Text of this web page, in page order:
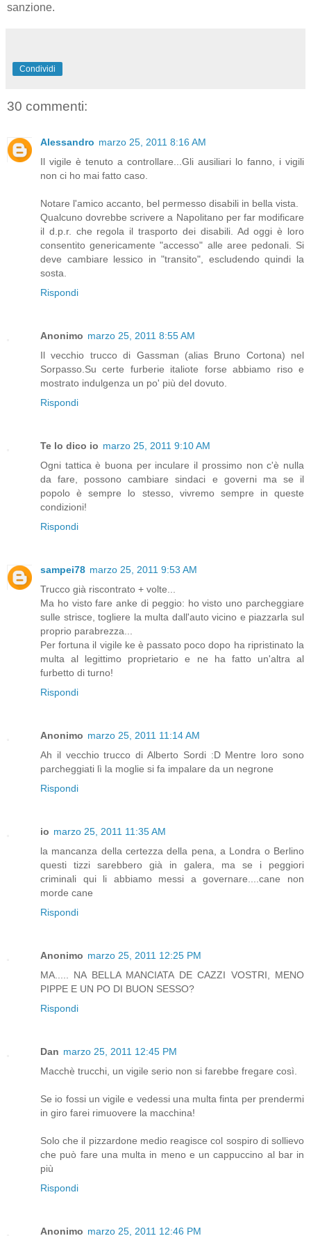
sanzione.
Condividi
30 commenti:
Alessandro marzo 25, 2011 8:16 AM
Il vigile è tenuto a controllare...Gli ausiliari lo fanno, i vigili
non ci ho mai fatto caso.
Notare l'amico accanto, bel permesso disabili in bella vista.
Qualcuno dovrebbe scrivere a Napolitano per far modificare
il d.p.r. che regola il trasporto dei disabili. Ad oggi è loro
consentito genericamente "accesso" alle aree pedonali. Si
deve cambiare lessico in "transito", escludendo quindi la
sosta.
Rispondi
Anonimo marzo 25, 2011 8:55 AM
Il vecchio trucco di Gassman (alias Bruno Cortona) nel
Sorpasso.Su certe furberie italiote forse abbiamo riso e
mostrato indulgenza un po' più del dovuto.
Rispondi
Te lo dico io marzo 25, 2011 9:10 AM
Ogni tattica è buona per inculare il prossimo non c'è nulla
da fare, possono cambiare sindaci e governi ma se il
popolo è sempre lo stesso, vivremo sempre in queste
condizioni!
Rispondi
sampei78 marzo 25, 2011 9:53 AM
Trucco già riscontrato + volte...
Ma ho visto fare anke di peggio: ho visto uno parcheggiare
sulle strisce, togliere la multa dall'auto vicino e piazzarla sul
proprio parabrezza...
Per fortuna il vigile ke è passato poco dopo ha ripristinato la
multa al legittimo proprietario e ne ha fatto un'altra al
furbetto di turno!
Rispondi
Anonimo marzo 25, 2011 11:14 AM
Ah il vecchio trucco di Alberto Sordi :D Mentre loro sono
parcheggiati lì la moglie si fa impalare da un negrone
Rispondi
io marzo 25, 2011 11:35 AM
la mancanza della certezza della pena, a Londra o Berlino
questi tizzi sarebbero già in galera, ma se i peggiori
criminali qui li abbiamo messi a governare....cane non
morde cane
Rispondi
Anonimo marzo 25, 2011 12:25 PM
MA..... NA BELLA MANCIATA DE CAZZI VOSTRI, MENO
PIPPE E UN PO DI BUON SESSO?
Rispondi
Dan marzo 25, 2011 12:45 PM
Macchè trucchi, un vigile serio non si farebbe fregare così.
Se io fossi un vigile e vedessi una multa finta per prendermi
in giro farei rimuovere la macchina!
Solo che il pizzardone medio reagisce col sospiro di sollievo
che può fare una multa in meno e un cappuccino al bar in
più
Rispondi
Anonimo marzo 25, 2011 12:46 PM